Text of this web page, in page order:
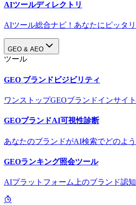
AIツールディレクトリ
AIツール総合ナビ！あなたにピッタ
GEO & AEO
ツール
GEO ブランドビジビリティ
ワンストップGEOブランドインサイト
GEOブランドAI可視性診断
あなたのブランドがAI検索でどのよ
GEOランキング照会ツール
AIプラットフォーム上のブランド認